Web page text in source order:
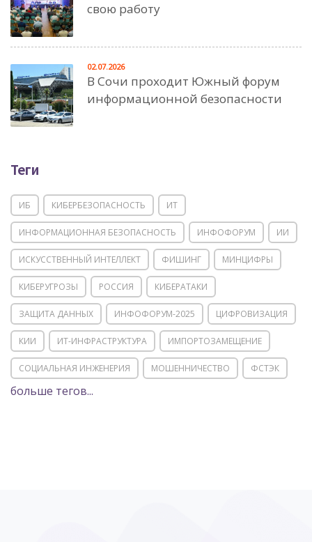
свою работу
В Сочи проходит Южный форум
информационной безопасности
02.07.2026
Теги
ИБ КИБЕРБЕЗОПАСНОСТЬ ИТ
ИНФОРМАЦИОННАЯ БЕЗОПАСНОСТЬ ИНФОФОРУМ ИИ
ИСКУССТВЕННЫЙ ИНТЕЛЛЕКТ ФИШИНГ МИНЦИФРЫ
КИБЕРУГРОЗЫ РОССИЯ КИБЕРАТАКИ
ЗАЩИТА ДАННЫХ ИНФОФОРУМ-2025 ЦИФРОВИЗАЦИЯ
КИИ ИТ-ИНФРАСТРУКТУРА ИМПОРТОЗАМЕЩЕНИЕ
СОЦИАЛЬНАЯ ИНЖЕНЕРИЯ МОШЕННИЧЕСТВО ФСТЭК
POSITIVE TECHNOLOGIES
больше тегов...